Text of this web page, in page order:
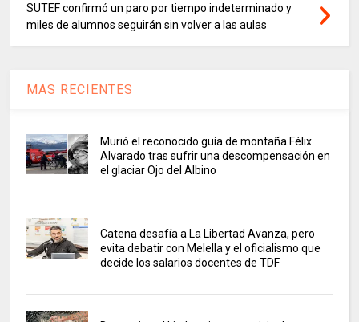
SUTEF confirmó un paro por tiempo indeterminado y
miles de alumnos seguirán sin volver a las aulas
MAS RECIENTES
Murió el reconocido guía de montaña Félix
Alvarado tras sufrir una descompensación en
el glaciar Ojo del Albino
Catena desafía a La Libertad Avanza, pero
evita debatir con Melella y el oficialismo que
decide los salarios docentes de TDF